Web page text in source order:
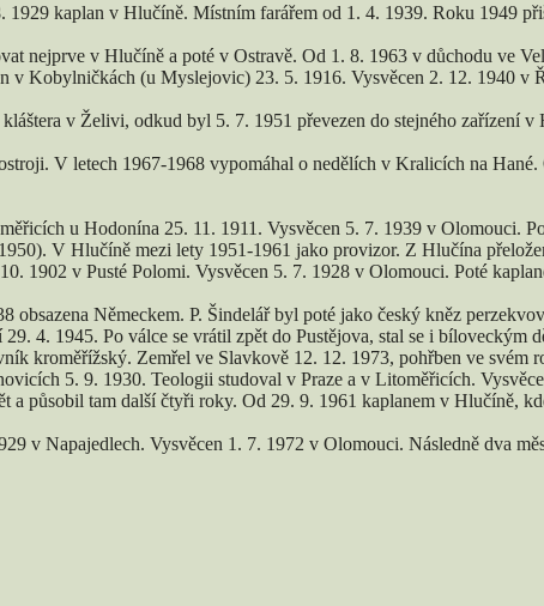
kaplan v Hlučíně. Místním farářem od 1. 4. 1939. Roku 1949
nejprve v Hlučíně a poté v Ostravě. Od 1. 8. 1963 v důchodu ve
v Kobylničkách (u Myslejovic) 23. 5. 1916. Vysvěcen 2. 12. 1940 v
v Želivi, odkud byl 5. 7. 1951 převezen do stejného zařízení
V letech 1967-1968 vypomáhal o nedělích v Kralicích na
u Hodonína 25. 11. 1911. Vysvěcen 5. 7. 1939 v Olomouci.
V Hlučíně mezi lety 1951-1961 jako provizor. Z Hlučína
1902 v Pusté Polomi. Vysvěcen 5. 7. 1928 v Olomouci. Poté
obsazena Německem. P. Šindelář byl poté jako český kněz
4. 1945. Po válce se vrátil zpět do Pustějova, stal se i
kroměřížský. Zemřel ve Slavkově 12. 12. 1973, pohřben ve svém
5. 9. 1930. Teologii studoval v Praze a v Litoměřicích.
a působil tam další čtyři roky. Od 29. 9. 1961 kaplanem v Hlučíně,
v Napajedlech. Vysvěcen 1. 7. 1972 v Olomouci. Následně dva